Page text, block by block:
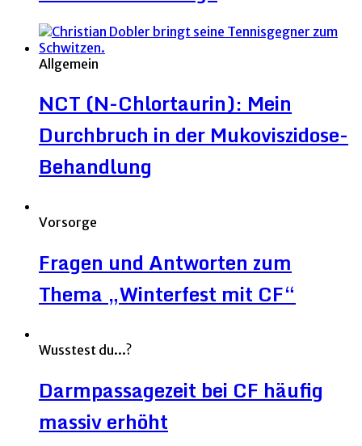
Allgemein
NCT (N-Chlortaurin): Mein
Durchbruch in der Mukoviszidose-
Behandlung
Vorsorge
Fragen und Antworten zum
Thema „Winterfest mit CF“
Wusstest du...?
Darmpassagezeit bei CF häufig
massiv erhöht